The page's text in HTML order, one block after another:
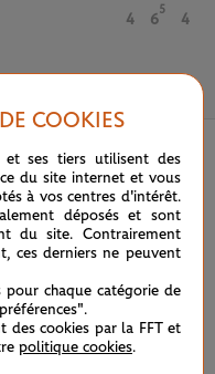
4 6
5
4
COOKIES
et ses tiers utilisent des
du site internet et vous
à vos centres d'intérêt.
déposés et sont
du site. Contrairement
ces derniers ne peuvent
pour chaque catégorie de
des cookies par la FFT et
politique cookies.